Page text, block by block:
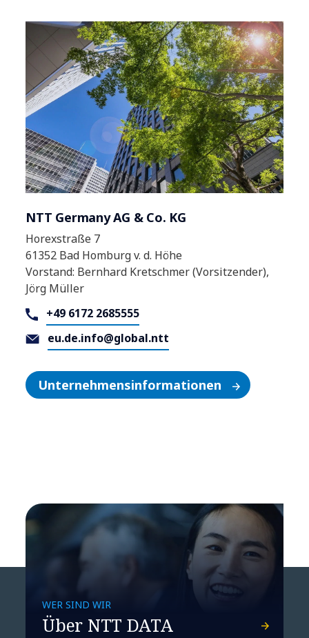
NTT Germany AG & Co. KG
Horexstraße 7
61352 Bad Homburg v. d. Höhe
Vorstand: Bernhard Kretschmer (Vorsitzender),
Jörg Müller
+49 6172 2685555
eu.de.info@global.ntt
Unternehmensinformationen
WER SIND WIR
Über NTT DATA